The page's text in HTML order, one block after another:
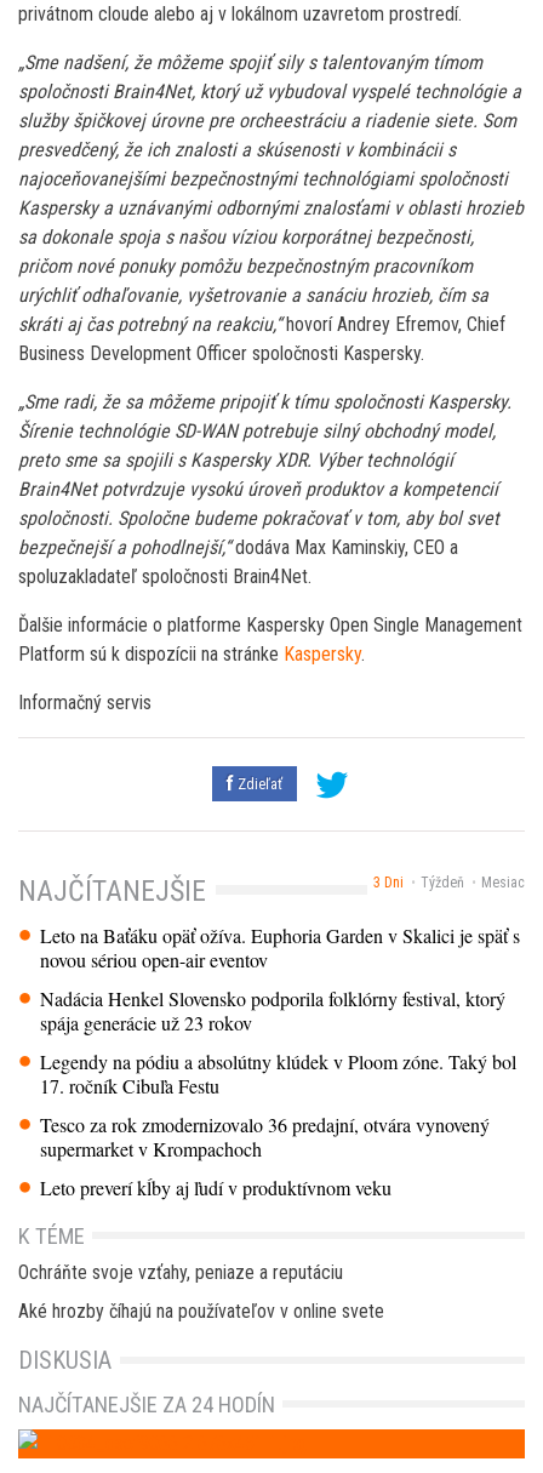
privátnom cloude alebo aj v lokálnom uzavretom prostredí.
„Sme nadšení, že môžeme spojiť sily s talentovaným tímom
spoločnosti Brain4Net, ktorý už vybudoval vyspelé technológie a
služby špičkovej úrovne pre orcheestráciu a riadenie siete. Som
presvedčený, že ich znalosti a skúsenosti v kombinácii s
najoceňovanejšími bezpečnostnými technológiami spoločnosti
Kaspersky a uznávanými odbornými znalosťami v oblasti hrozieb
sa dokonale spoja s našou víziou korporátnej bezpečnosti,
pričom nové ponuky pomôžu bezpečnostným pracovníkom
urýchliť odhaľovanie, vyšetrovanie a sanáciu hrozieb, čím sa
skráti aj čas potrebný na reakciu,“hovorí Andrey Efremov, Chief
Business Development Officer spoločnosti Kaspersky.
„Sme radi, že sa môžeme pripojiť k tímu spoločnosti Kaspersky.
Šírenie technológie SD-WAN potrebuje silný obchodný model,
preto sme sa spojili s Kaspersky XDR. Výber technológií
Brain4Net potvrdzuje vysokú úroveň produktov a kompetencií
spoločnosti. Spoločne budeme pokračovať v tom, aby bol svet
bezpečnejší a pohodlnejší,“dodáva Max Kaminskiy, CEO a
spoluzakladateľ spoločnosti Brain4Net.
Ďalšie informácie o platforme Kaspersky Open Single Management
Platform sú k dispozícii na stránke Kaspersky.
Informačný servis
Zdieľať
3 Dni Týždeň Mesiac
NAJČÍTANEJŠIE
Leto na Baťáku opäť ožíva. Euphoria Garden v Skalici je späť s
novou sériou open-air eventov
Nadácia Henkel Slovensko podporila folklórny festival, ktorý
spája generácie už 23 rokov
Legendy na pódiu a absolútny klúdek v Ploom zóne. Taký bol
17. ročník Cibuľa Festu
Tesco za rok zmodernizovalo 36 predajní, otvára vynovený
supermarket v Krompachoch
Leto preverí kĺby aj ľudí v produktívnom veku
K TÉME
Ochráňte svoje vzťahy, peniaze a reputáciu
Aké hrozby číhajú na používateľov v online svete
DISKUSIA
NAJČÍTANEJŠIE ZA 24 HODÍN